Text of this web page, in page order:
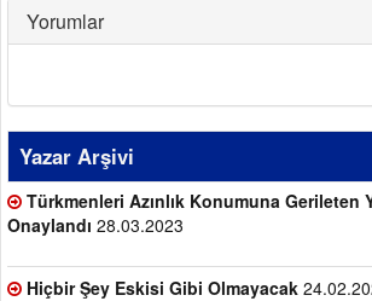
Yorumlar
Yazar Arşivi
Türkmenleri Azınlık Konumuna Gerileten
Onaylandı 28.03.2023
Hiçbir Şey Eskisi Gibi Olmayacak